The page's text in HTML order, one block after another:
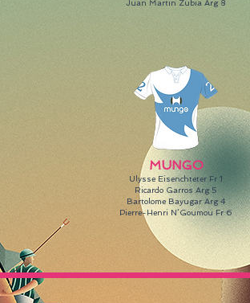
Juan Martin Zubia Arg 8
MUNGO
Ulysse Eisenchteter Fr 1
Ricardo Garros Arg 5
Bartolome Bayugar Arg 4
Pierre-Henri N’Goumou Fr 6